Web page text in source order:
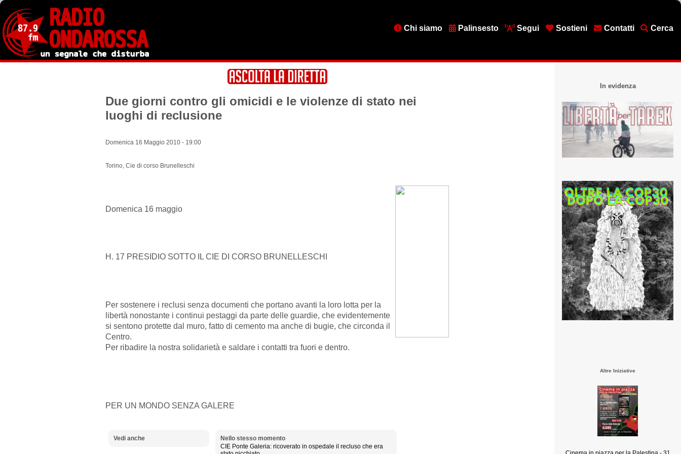
Salta
contenuto
principale
MenuChi siamo Palinsesto Segui Sostieni Contatti Cerca
Due giorni contro gli omicidi e le violenze di stato nei
luoghi di reclusione
Domenica 16 Maggio 2010 - 19:00
Torino, Cie di corso Brunelleschi
Domenica 16 maggio
H. 17 PRESIDIO SOTTO IL CIE DI CORSO BRUNELLESCHI
Per sostenere i reclusi senza documenti che portano avanti la loro lotta per la
libertà nonostante i continui pestaggi da parte delle guardie, che evidentemente
si sentono protette dal muro, fatto di cemento ma anche di bugie, che circonda il
Centro.
Per ribadire la nostra solidarietà e saldare i contatti tra fuori e dentro.
PER UN MONDO SENZA GALERE
Vedi anche
Nello stesso momento
CIE Ponte Galeria: ricoverato in ospedale il recluso che era
In evidenza
Altre Iniziative